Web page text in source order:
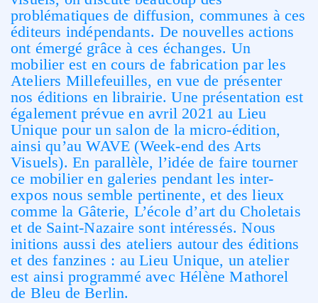
problématiques de diffusion, communes à ces
éditeurs indépendants. De nouvelles actions
ont émergé grâce à ces échanges. Un
mobilier est en cours de fabrication par les
Ateliers Millefeuilles, en vue de présenter
nos éditions en librairie. Une présentation est
également prévue en avril 2021 au Lieu
Unique pour un salon de la micro-édition,
ainsi qu’au WAVE (Week-end des Arts
Visuels). En parallèle, l’idée de faire tourner
ce mobilier en galeries pendant les inter-
expos nous semble pertinente, et des lieux
comme la Gâterie, L’école d’art du Choletais
et de Saint-Nazaire sont intéressés. Nous
initions aussi des ateliers autour des éditions
et des fanzines : au Lieu Unique, un atelier
est ainsi programmé avec Hélène Mathorel
de Bleu de Berlin.